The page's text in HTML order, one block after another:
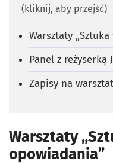
(kliknij, aby przejść)
Warsztaty
Panel z reżyserką
Zapisy na
Warsztaty
opowiadania”